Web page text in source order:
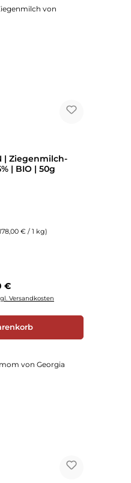
| Ziegenmilch-
| BIO | 50g
€ / 1 kg)
Preis:
€
Versandkosten